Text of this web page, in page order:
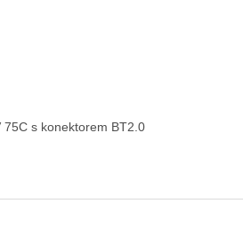
75C s konektorem BT2.0